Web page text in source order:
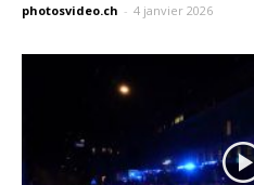
photosvideo.ch - 4 janvier 2026